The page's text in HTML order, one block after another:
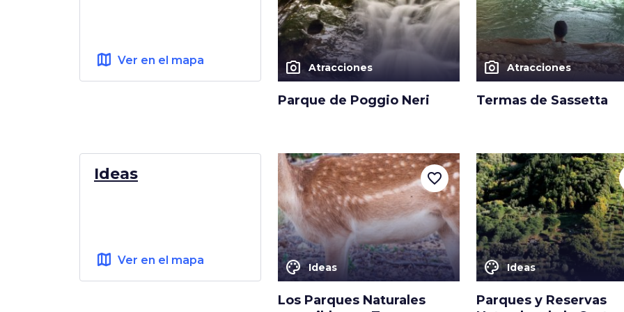
map Ver en el mapa photo_camera Atracciones
Parque de Poggio Neri
photo_camera Atracciones
Termas de Sassetta
Ideas
map Ver en el mapa color_lens Ideas
Los Parques Naturales
favorite_border
color_lens Ideas
Parques y Reservas